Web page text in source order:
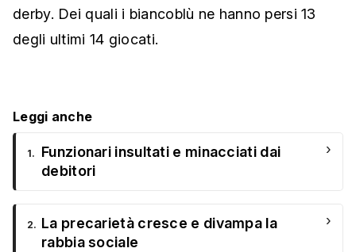
derby. Dei quali i biancoblù ne hanno persi 13
degli ultimi 14 giocati.
Leggi anche
1.
Funzionari insultati e minacciati dai
debitori
›
2. La precarietà cresce e divampa la
rabbia sociale
›